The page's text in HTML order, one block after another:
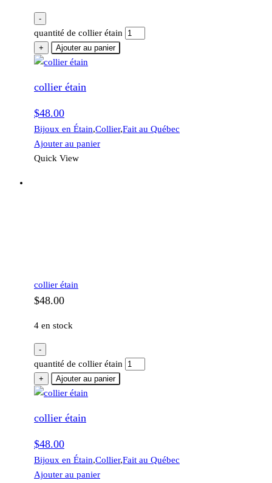
-
quantité de collier étain
+ Ajouter au panier
collier étain
$48.00
Bijoux en Étain,Collier,Fait au Québec
Ajouter au panier
Quick View
collier étain
$48.00
4 en stock
-
quantité de collier étain
+ Ajouter au panier
collier étain
$48.00
Bijoux en Étain,Collier,Fait au Québec
Ajouter au panier